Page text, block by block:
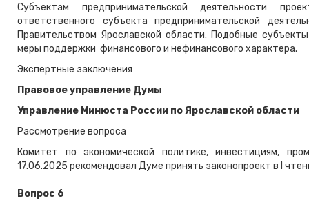
Субъектам предпринимательской деятельности
ответственного субъекта предпринимательской
Правительством Ярославской области. Подобные
меры поддержки финансового и нефинансового характера.
Экспертные заключения
Правовое управление Думы
Управление Минюста России по Ярославской области
Рассмотрение вопроса
Комитет по экономической политике, инвестициям,
17.06.2025 рекомендовал Думе принять законопроект в I
Вопрос 6